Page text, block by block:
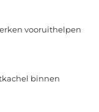
vooruithelpen
binnen